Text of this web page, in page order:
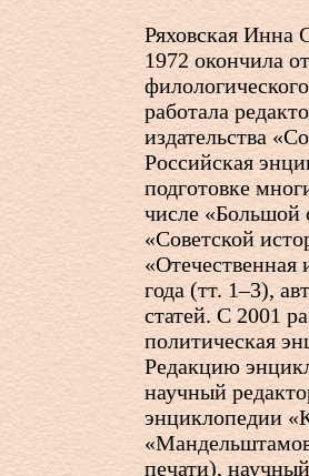
Ряховская Инна
1972 окончила
работала
издательства
Российская
подготовке
числе «Большой
«Советской
года (тт. 1–3),
статей. С 2001
политическая
Редакцию
научный
энциклопедии
печати),